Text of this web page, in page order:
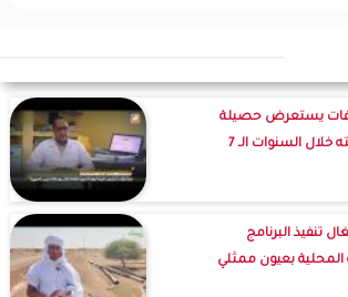
يستعرض حصيلة
السنوات الـ 7
تنفيذ البرنامج
المحلية بعيون ممثلي